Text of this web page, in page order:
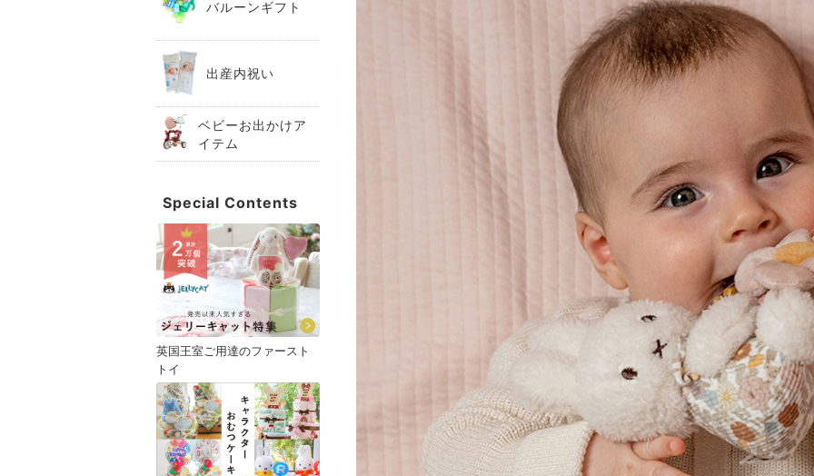
バルーンギフト
出産内祝い
ベビーお出かけア
イテム
Special Contents
英国王室ご用達のファースト
トイ